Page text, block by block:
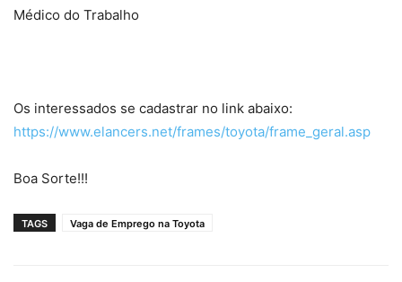
Médico do Trabalho
Os interessados se cadastrar no link abaixo:
https://www.elancers.net/frames/toyota/frame_geral.asp
Boa Sorte!!!
TAGS Vaga de Emprego na Toyota